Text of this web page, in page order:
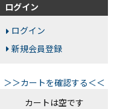
ログイン
ログイン
新規会員登録
＞＞カートを確認する＜＜
カートは空です